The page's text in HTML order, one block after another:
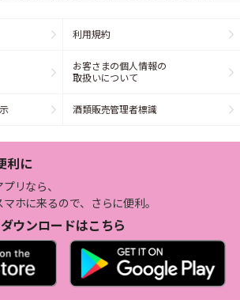
利用規約
お客さまの個人情報の
取扱いについて
酒類販売管理者標識
利に
リなら、
ホに来るので、さらに便利。
ダウンロードはこちら